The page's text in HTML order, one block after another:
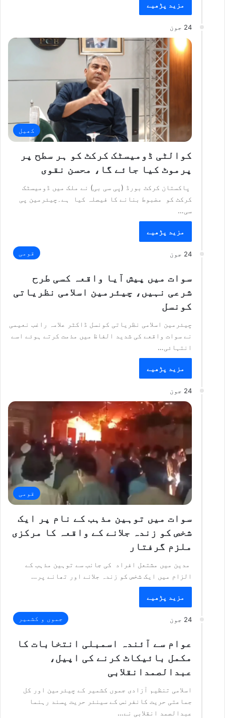
مزید پڑھیے
24 جون
کھیل
کوالٹی ڈومیسٹک کرکٹ کو ہر سطح پر
پرموٹ کیا جائے گا، محسن نقوی
پاکستان کرکٹ بورڈ (پی سی بی) نے ملک میں ڈومیسٹک
کرکٹ کو مضبوط بنانے کا فیصلہ کیا ہے۔چیئرمین پی
سی…
مزید پڑھیے
24 جون قومی
سوات میں پیش آیا واقعہ کسی طرح
شرعی نہیں، چیئرمین اسلامی نظریاتی
کونسل
چیئرمین اسلامی نظریاتی کونسل ڈاکٹر علامہ راغب نعیمی
نے سوات واقعے کی شدید الفاظ میں مذمت کرتے ہوئے اسے
انتہائی…
مزید پڑھیے
24 جون
قومی
سوات میں توہین مذہب کے نام پر ایک
شخص کو زندہ جلانے کے واقعہ کا مرکزی
ملزم گرفتار
مدین میں مشتعل افراد کی جانب سے توہین مذہب کے
الزام میں ایک شخص کو زندہ جلانے اور تھانے پر…
مزید پڑھیے
24 جون جموں و کشمیر
عوام سے آئندہ اسمبلی انتخابات کا
مکمل بائیکاٹ کرنے کی اپیل،
عبدالصمدانقلابی
اسلامی تنظیم آزادی جموں کشمیر کے چیئرمین اور کل
جماعتی حریت کانفرنس کے سینئر حریت پسند رہنما
عبدالصمد انقلابی نے…